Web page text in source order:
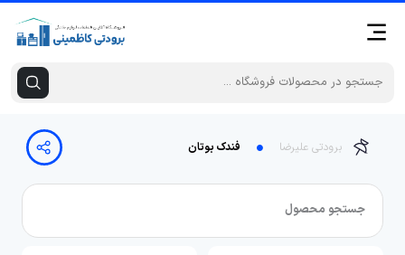
برودتی علیرضا فندک بوتان
جستجو محصول